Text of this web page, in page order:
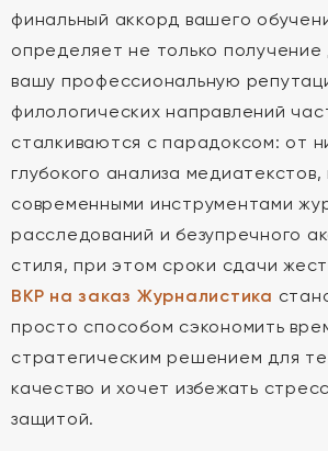
финальный аккорд вашего
определяет не только
вашу профессиональную
филологических направлений
сталкиваются с парадоксом: от
глубокого анализа медиатекстов,
современными инструментами
расследований и безупречного
стиля, при этом сроки сдачи
ВКР на заказ Журналистика
просто способом сэкономить
стратегическим решением для
качество и хочет избежать
защитой.